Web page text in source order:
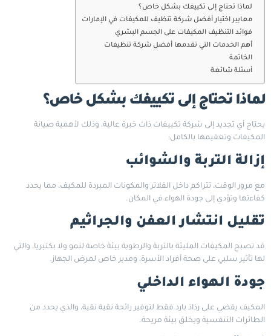
لماذا تحتاج إلى تكييفك بشكل خاص؟
معايير اختيار أفضل شركة تنظيف للمكيفات في الإمارات
فوائد التنظيف المكيفات على الجسم البشري
أهم الخدمات التي تقدمها أفضل شركة تنظيفات
الخاتمة
أسئلة شائعة
لماذا تحتاج إلى تكييفك بشكل خاص؟
يحتاج أي تجديد إلى شركة تكييفات ذات خبرة عالية، وذلك لأهمية صيانة
المكيفات وتعقيمها بالكامل:
إزالة التربة والشوائب
مع مرور الوقت، تتراكم داخل الفلاتر والمكونات المبردة للمكيف، مما يحدد
كفاءتها وتؤدي إلى جودة الهواء في المكان.
تقليل انتشار العفن والجراثيم
قد تصبح المكيفات المليئة بالتربة والرطوبة بيئة خاصة لنمو ولا بكتيريا، والتي
لها تأثير سلبي على صحة أفراد الأسرة، ومدير خاص لمرض الجهاز.
جودة الهواء الداخلي
المكيف يقضي على رذاذ بارد فقط لتوفير رائحة نقية نقية، والذي يحدد من
الطائرات التنفسية ويخلق بيئة مريحة.